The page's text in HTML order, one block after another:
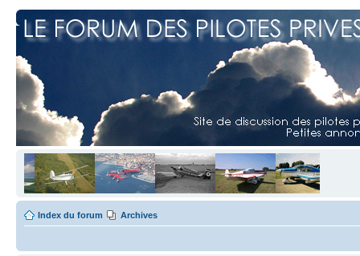
Index du forum Archives